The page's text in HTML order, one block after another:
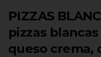
PIZZAS
pizzas
queso crema,